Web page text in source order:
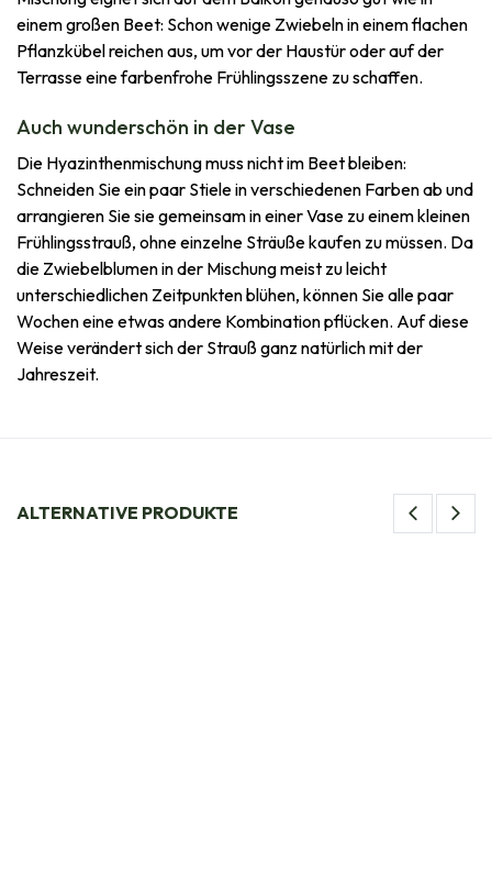
einem großen Beet: Schon wenige Zwiebeln in einem flachen
Pflanzkübel reichen aus, um vor der Haustür oder auf der
Terrasse eine farbenfrohe Frühlingsszene zu schaffen.
Auch wunderschön in der Vase
Die Hyazinthenmischung muss nicht im Beet bleiben:
Schneiden Sie ein paar Stiele in verschiedenen Farben ab und
arrangieren Sie sie gemeinsam in einer Vase zu einem kleinen
Frühlingsstrauß, ohne einzelne Sträuße kaufen zu müssen. Da
die Zwiebelblumen in der Mischung meist zu leicht
unterschiedlichen Zeitpunkten blühen, können Sie alle paar
Wochen eine etwas andere Kombination pflücken. Auf diese
Weise verändert sich der Strauß ganz natürlich mit der
Jahreszeit.
ALTERNATIVE PRODUKTE